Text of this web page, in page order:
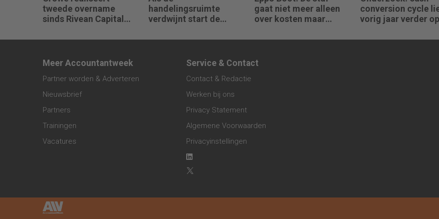
tweede overname
sinds Rivean Capital
handelingsruimte
verdwijnt start de
vertelt Pim van Berkel
gaat niet meer alleen
over kosten maar
impact
conversion cycle
vorig jaar verder op
Meer Accountantweek
Partner worden & Adverteren
Nieuwsbrief
Partners
Trainingen
Vacatures
Service & Contact
Contact & Redactie
Werken bij ons
Privacy Statement
Algemene Voorwaarden
Privacyinstellingen